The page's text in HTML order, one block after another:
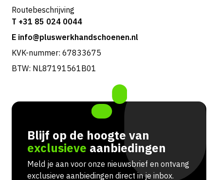
Routebeschrijving
T +31 85 024 0044
E info@pluswerkhandschoenen.nl
KVK-nummer: 67833675
BTW: NL87191561B01
Blijf op de hoogte van
exclusieve aanbiedingen
Meld je aan voor onze nieuwsbrief en ontvang
exclusieve aanbiedingen direct in je inbox.